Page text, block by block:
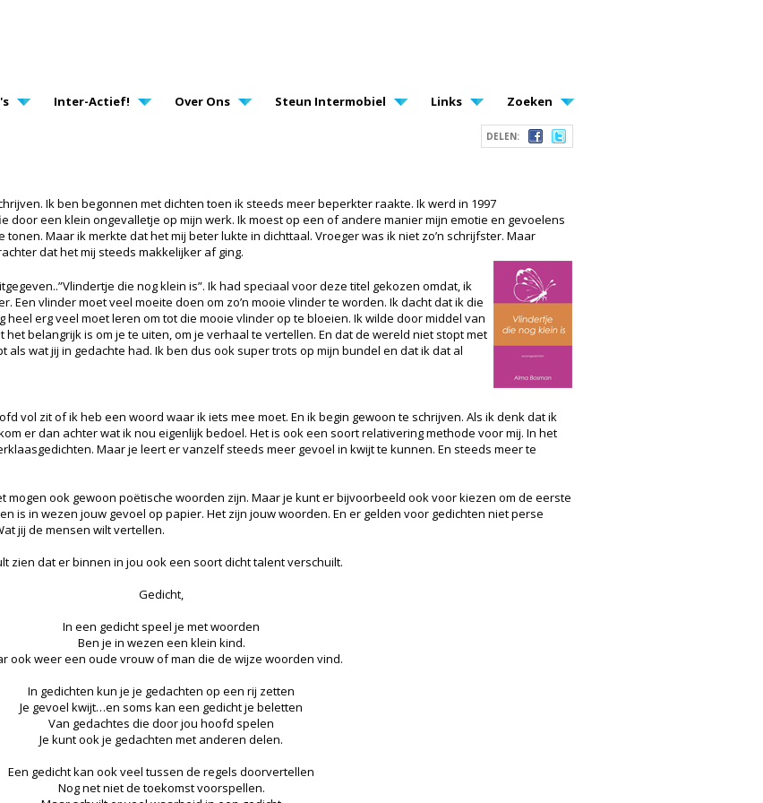
Inter-Actief! Over Ons Steun Intermobiel Links Zoeken
DELEN:
Ik ben begonnen met dichten toen ik steeds meer beperkter raakte. Ik werd in 1997
een klein ongevalletje op mijn werk. Ik moest op een of andere manier mijn emotie en gevoelens
Maar ik merkte dat het mij beter lukte in dichttaal. Vroeger was ik niet zo’n schrijfster. Maar
dat het mij steeds makkelijker af ging.
die nog klein is”. Ik had speciaal voor deze titel gekozen omdat, ik
Een vlinder moet veel moeite doen om zo’n mooie vlinder te worden. Ik dacht dat ik die
erg veel moet leren om tot die mooie vlinder op te bloeien. Ik wilde door middel van
belangrijk is om je te uiten, om je verhaal te vertellen. En dat de wereld niet stopt met
wat jij in gedachte had. Ik ben dus ook super trots op mijn bundel en dat ik dat al
vol zit of ik heb een woord waar ik iets mee moet. En ik begin gewoon te schrijven. Als ik denk dat ik
er dan achter wat ik nou eigenlijk bedoel. Het is ook een soort relativering methode voor mij. In het
Maar je leert er vanzelf steeds meer gevoel in kwijt te kunnen. En steeds meer te
mogen ook gewoon poëtische woorden zijn. Maar je kunt er bijvoorbeeld ook voor kiezen om de eerste
is in wezen jouw gevoel op papier. Het zijn jouw woorden. En er gelden voor gedichten niet perse
jij de mensen wilt vertellen.
zien dat er binnen in jou ook een soort dicht talent verschuilt.
Gedicht,
In een gedicht speel je met woorden
Ben je in wezen een klein kind.
ook weer een oude vrouw of man die de wijze woorden vind.
In gedichten kun je je gedachten op een rij zetten
Je gevoel kwijt…en soms kan een gedicht je beletten
Van gedachtes die door jou hoofd spelen
Je kunt ook je gedachten met anderen delen.
Een gedicht kan ook veel tussen de regels doorvertellen
Nog net niet de toekomst voorspellen.